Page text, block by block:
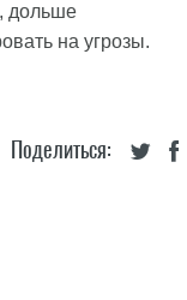
дольше
на угрозы.
Поделиться: